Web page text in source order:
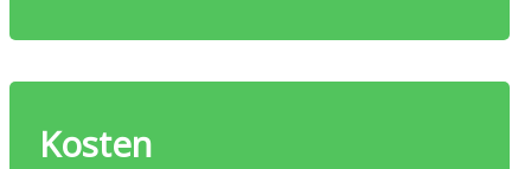
Kosten